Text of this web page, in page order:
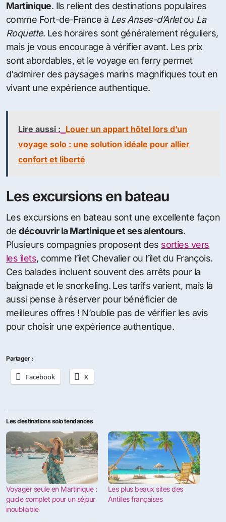
Martinique. Ils relient des destinations populaires
comme Fort-de-France à Les Anses-d’Arletou La
Roquette. Les horaires sont généralement réguliers,
mais je vous encourage à vérifier avant. Les prix
sont abordables, et le voyage en ferry permet
d’admirer des paysages marins magnifiques tout en
vivant une expérience authentique.
Lire aussi : Louer un appart hôtel lors d’un
voyage solo : une solution idéale pour allier
confort et liberté
Les excursions en bateau
Les excursions en bateau sont une excellente façon
dedécouvrir la Martinique et ses alentours.
Plusieurs compagnies proposent des sorties vers
les îlets, comme l’îlet Chevalier ou l’îlet du François.
Ces balades incluent souvent des arrêts pour la
baignade et le snorkeling. Les tarifs varient, mais là
aussi pense à réserver pour bénéficier de
meilleures offres ! N’oublie pas de vérifier les avis
pour choisir une expérience authentique.
Partager :
Facebook X
Les destinations solo tendances
Voyager seule en Martinique :
guide complet pour un séjour
inoubliable
Les plus beaux sites des
Antilles françaises